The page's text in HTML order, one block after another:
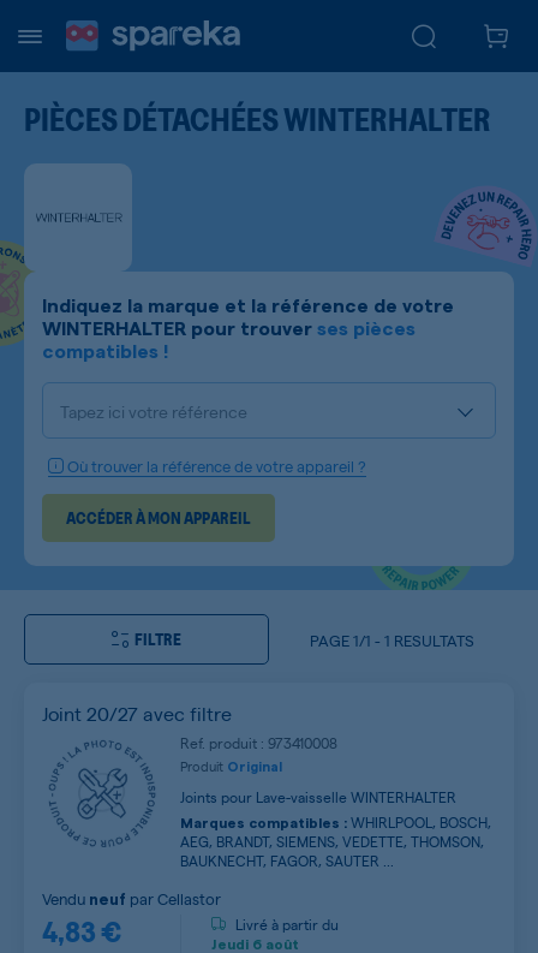
PIÈCES DÉTACHÉESWINTERHALTER
Indiquez la marque et la référence de votre
WINTERHALTER pour trouver ses pièces
compatibles !
Tapez ici votre référence
Où trouver la référence de votre appareil ?
ACCÉDER À MON APPAREIL
FILTRE PAGE 1/1 - 1 RESULTATS
Joint 20/27 avec filtre
Ref. produit : 973410008
Produit Original
Joints pour Lave-vaisselle WINTERHALTER
Marques compatibles : WHIRLPOOL, BOSCH,
AEG, BRANDT, SIEMENS, VEDETTE, THOMSON,
BAUKNECHT, FAGOR, SAUTER ...
4,83 €
Vendu neuf parCellastor
Livré à partir du
Jeudi 6 août